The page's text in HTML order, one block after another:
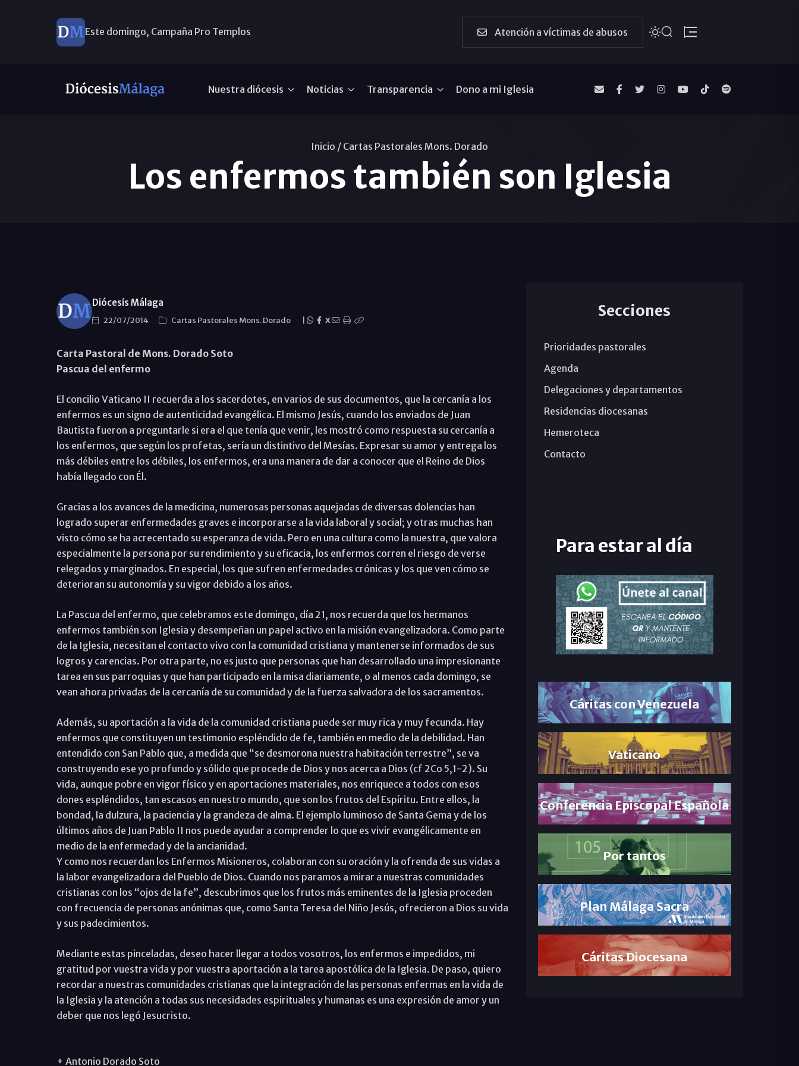
Este domingo, Campaña Pro Templos Atención a víctimas de abusos
Nuestra diócesis Noticias Transparencia Dono a mi Iglesia
Inicio / Cartas Pastorales Mons. Dorado
Los enfermos también son Iglesia
Diócesis Málaga
22/07/2014 Cartas Pastorales Mons. Dorado X
Carta Pastoral de Mons. Dorado Soto
Pascua del enfermo
El concilio Vaticano II recuerda a los sacerdotes, en varios de sus documentos, que la cercanía a los
enfermos es un signo de autenticidad evangélica. El mismo Jesús, cuando los enviados de Juan
Bautista fueron a preguntarle si era el que tenía que venir, les mostró como respuesta su cercanía a
los enfermos, que según los profetas, sería un distintivo del Mesías. Expresar su amor y entrega los
más débiles entre los débiles, los enfermos, era una manera de dar a conocer que el Reino de Dios
había llegado con Él.
Gracias a los avances de la medicina, numerosas personas aquejadas de diversas dolencias han
logrado superar enfermedades graves e incorporarse a la vida laboral y social; y otras muchas han
visto cómo se ha acrecentado su esperanza de vida. Pero en una cultura como la nuestra, que valora
especialmente la persona por su rendimiento y su eficacia, los enfermos corren el riesgo de verse
relegados y marginados. En especial, los que sufren enfermedades crónicas y los que ven cómo se
deterioran su autonomía y su vigor debido a los años.
La Pascua del enfermo, que celebramos este domingo, día 21, nos recuerda que los hermanos
enfermos también son Iglesia y desempeñan un papel activo en la misión evangelizadora. Como parte
de la Iglesia, necesitan el contacto vivo con la comunidad cristiana y mantenerse informados de sus
logros y carencias. Por otra parte, no es justo que personas que han desarrollado una impresionante
tarea en sus parroquias y que han participado en la misa diariamente, o al menos cada domingo, se
vean ahora privadas de la cercanía de su comunidad y de la fuerza salvadora de los sacramentos.
Además, su aportación a la vida de la comunidad cristiana puede ser muy rica y muy fecunda. Hay
enfermos que constituyen un testimonio espléndido de fe, también en medio de la debilidad. Han
entendido con San Pablo que, a medida que “se desmorona nuestra habitación terrestre”, se va
construyendo ese yo profundo y sólido que procede de Dios y nos acerca a Dios (cf 2Co 5,1-2). Su
vida, aunque pobre en vigor físico y en aportaciones materiales, nos enriquece a todos con esos
dones espléndidos, tan escasos en nuestro mundo, que son los frutos del Espíritu. Entre ellos, la
bondad, la dulzura, la paciencia y la grandeza de alma. El ejemplo luminoso de Santa Gema y de los
últimos años de Juan Pablo II nos puede ayudar a comprender lo que es vivir evangélicamente en
medio de la enfermedad y de la ancianidad.
Y como nos recuerdan los Enfermos Misioneros, colaboran con su oración y la ofrenda de sus vidas a
la labor evangelizadora del Pueblo de Dios. Cuando nos paramos a mirar a nuestras comunidades
cristianas con los “ojos de la fe”, descubrimos que los frutos más eminentes de la Iglesia proceden
con frecuencia de personas anónimas que, como Santa Teresa del Niño Jesús, ofrecieron a Dios su vida
y sus padecimientos.
Mediante estas pinceladas, deseo hacer llegar a todos vosotros, los enfermos e impedidos, mi
gratitud por vuestra vida y por vuestra aportación a la tarea apostólica de la Iglesia. De paso, quiero
recordar a nuestras comunidades cristianas que la integración de las personas enfermas en la vida de
la Iglesia y la atención a todas sus necesidades espirituales y humanas es una expresión de amor y un
deber que nos legó Jesucristo.
+ Antonio Dorado Soto
Secciones
Prioridades pastorales
Agenda
Delegaciones y departamentos
Residencias diocesanas
Hemeroteca
Contacto
Para estar al día
Cáritas con Venezuela
Vaticano
Conferencia Episcopal Española
Por tantos
Plan Málaga Sacra
Cáritas Diocesana